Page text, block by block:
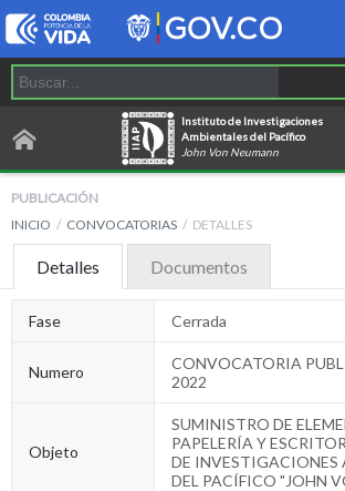
Instituto de Investigaciones
Ambientales del Pacífico
John Von Neumann
PUBLICACIÓN
INICIO
CONVOCATORIAS DETALLES
Detalles Documentos
Fase Cerrada
Numero
CONVOCATORIA
2022
Objeto
SUMINISTRO DE
PAPELERÍA Y
DE INVESTIGACIONES
DEL PACÍFICO "JOHN